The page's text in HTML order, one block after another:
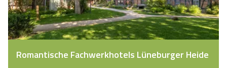
Romantische Fachwerkhotels Lüneburger Heide